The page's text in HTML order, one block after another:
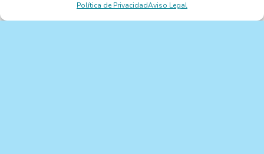
Política de PrivacidadAviso Legal